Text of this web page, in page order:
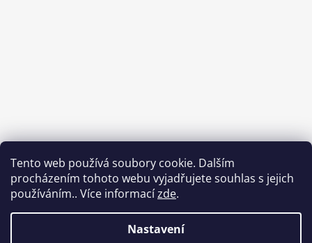
Tento web používá soubory cookie. Dalším
procházením tohoto webu vyjadřujete souhlas s jejich
používáním.. Více informacízde.
Nastavení
Facebook